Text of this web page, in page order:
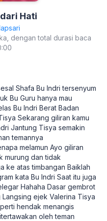
Hati
dengan total durasi baca
Shafa Bu Indri tersenyum
Bu Guru hanya mau
Bu Indri Berat Badan
Sekarang giliran kamu
Jantung Tisya semakin
temannya
melamun Ayo giliran
murung dan tidak
ke atas timbangan Baiklah
kata Bu Indri Saat itu juga
Hahaha Dasar gembrot
ejek Valerina Tisya
hendak menangis
oleh teman